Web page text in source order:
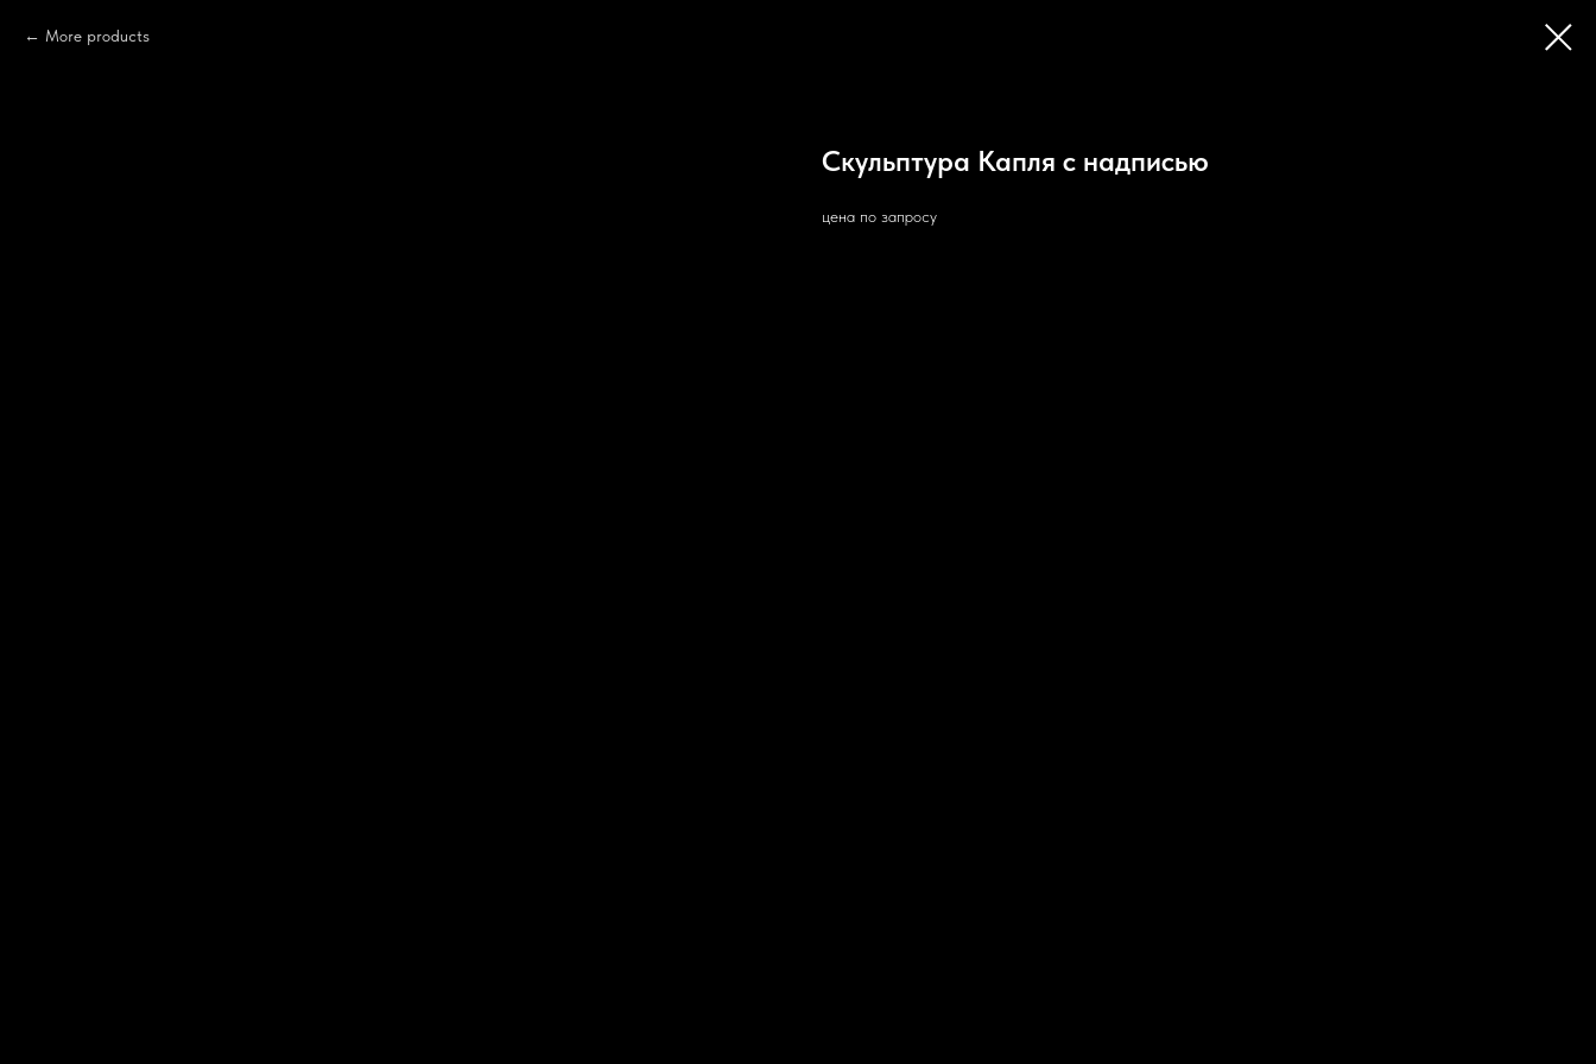
More products
Скульптура Капля с надписью
цена по запросу